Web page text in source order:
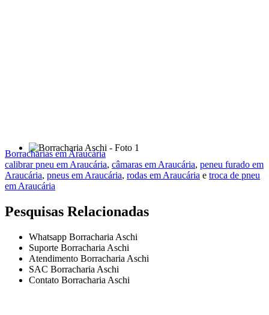
Borracharias em Araucária
calibrar pneu em Araucária, câmaras em Araucária, peneu furado em
Araucária, pneus em Araucária, rodas em Araucária e troca de pneu
em Araucária
Pesquisas Relacionadas
Whatsapp Borracharia Aschi
Suporte Borracharia Aschi
Atendimento Borracharia Aschi
SAC Borracharia Aschi
Contato Borracharia Aschi